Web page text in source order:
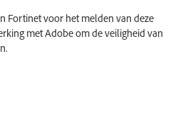
Fortinet voor het melden van deze
met Adobe om de veiligheid van